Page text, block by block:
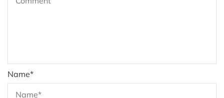
Name*